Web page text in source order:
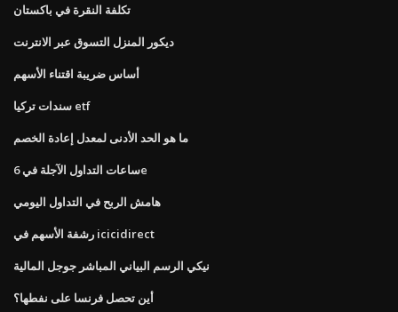
تكلفة النقرة في باكستان
ديكور المنزل التسوق عبر الانترنت
أساس ضريبة اقتناء الأسهم
سندات تركيا etf
ما هو الحد الأدنى لمعدل إعادة الخصم
ساعات التداول الآجلة في 6e
هامش الربح في التداول اليومي
رشفة الأسهم في icicidirect
نيكي الرسم البياني المباشر جوجل المالية
أين تحصل فرنسا على نفطها؟